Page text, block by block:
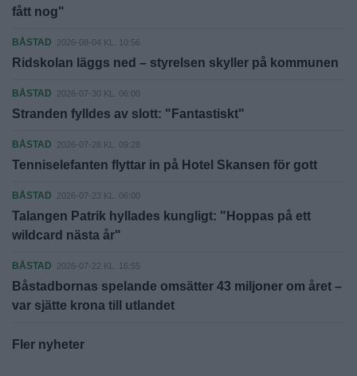
fått nog"
BÅSTAD 2026-08-04 KL. 10:56
Ridskolan läggs ned – styrelsen skyller på kommunen
BÅSTAD 2026-07-30 KL. 06:00
Stranden fylldes av slott: "Fantastiskt"
BÅSTAD 2026-07-28 KL. 09:28
Tenniselefanten flyttar in på Hotel Skansen för gott
BÅSTAD 2026-07-23 KL. 06:00
Talangen Patrik hyllades kungligt: "Hoppas på ett
wildcard nästa år"
BÅSTAD 2026-07-22 KL. 16:55
Båstadbornas spelande omsätter 43 miljoner om året –
var sjätte krona till utlandet
Fler nyheter